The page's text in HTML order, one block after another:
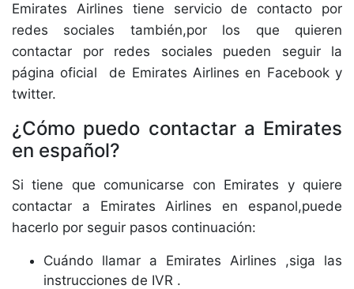
Emirates Airlines tiene servicio de contacto por
redes sociales también,por los que quieren
contactar por redes sociales pueden seguir la
página oficial de Emirates Airlines en Facebook y
twitter.
¿Cómo puedo contactar a Emirates
en español?
Si tiene que comunicarse con Emirates y quiere
contactar a Emirates Airlines en espanol,puede
hacerlo por seguir pasos continuación:
Cuándo llamar a Emirates Airlines ,siga las
instrucciones de IVR .